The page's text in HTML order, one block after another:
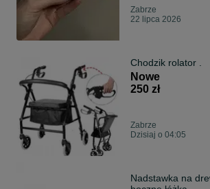
Zabrze
22 lipca 2026
Chodzik rolator .
Nowe
250 zł
Zabrze
Dzisiaj o 04:05
Nadstawka na